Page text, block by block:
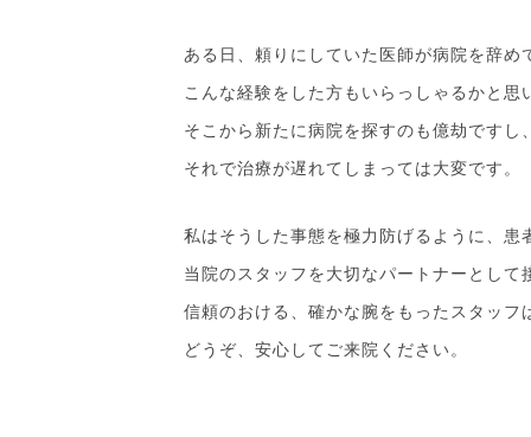
ある日、頼りにしていた医師が病院を辞め
こんな経験をした方もいらっしゃるかと思
そこから新たに病院を探すのも億劫ですし
それで治療が遅れてしまっては大変です。
私はそうした事態を極力防げるように、患
当院のスタッフを大切なパートナーとして
信頼のおける、確かな腕をもったスタッフ
どうぞ、安心してご来院ください。